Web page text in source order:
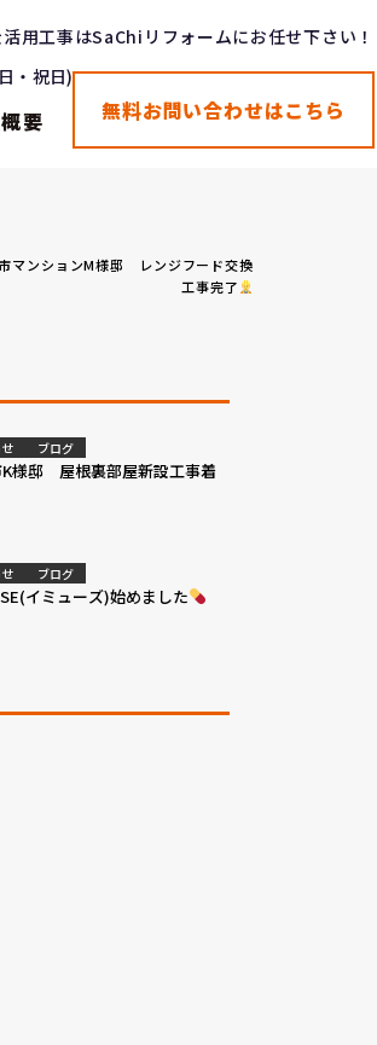
用工事はSaChiリフォームにお任せ下さい！
・祝日)
要 無料お問い合わせはこちら
マンションM様邸 レンジフード交換
工事完了
ブログ
様邸 屋根裏部屋新設工事着
ブログ
イミューズ)始めました